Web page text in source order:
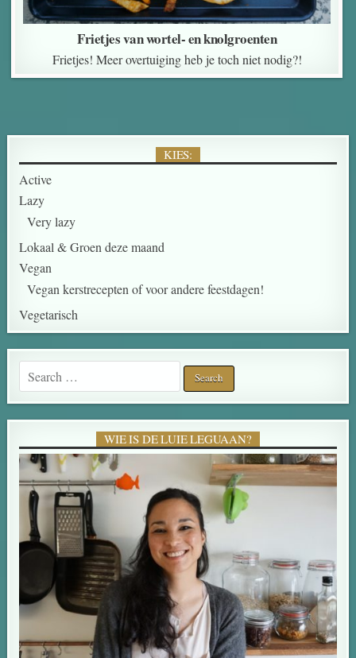
Frietjes van wortel- en knolgroenten
Frietjes! Meer overtuiging heb je toch niet nodig?!
KIES:
Active
Lazy
Very lazy
Lokaal & Groen deze maand
Vegan
Vegan kerstrecepten of voor andere feestdagen!
Vegetarisch
Search for:
WIE IS DE LUIE LEGUAAN?